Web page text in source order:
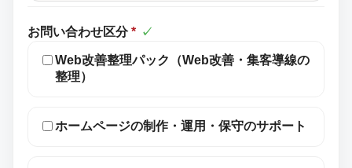
お問い合わせ区分 * ✓
Web改善整理パック（Web改善・集客導線の
整理）
ホームページの制作・運用・保守のサポート